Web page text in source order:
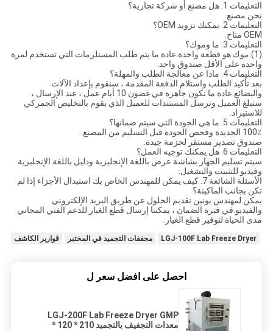
التعليمات 1. هل مصنع أو شركة تجارية؟
نحن مصنع.
التعليمات 2. يمكنك تزويد OEM؟
OEM متاح.
التعليمات 3. ما وموك؟
(1).موك هو قطعة واحدة.عادة ما يتم طلب المستلزمات التي تستخدم لمرة
واحدة على الأقل صندوق واحد.
التعليمات 4. ماذا عن معالجة الطلب والمهلة؟
بعد تأكيد الطلب واستلام الدفعة المقدمة ، سنقوم بإعداد الآلات
والبضائع.عادة ما تكون جاهزة في غضون 10 أيام عمل ، عند الإرسال ،
ستبلغ العميل وترسل المستندات للعميل الذي يقوم بالتخليص الجمركي
للاستيراد.
التعليمات 5. ما هي الجودة التي سيتم ضمانها؟
100٪ الجديدة وفحص الجودة قبل التسليم من المصنع.
صندوق تصدير مستقر لحزمة جيدة.
التعليمات 6. هل يمكنك توجيه العمل؟
سيتم تسليم الجهاز بشاشة عرض باللغة الإنجليزية ودليل باللغة الإنجليزية
وفيديو للتثبيت والتشغيل.
الأسئلة الشائعة 7. كيف يمكن للمهندس الخاص بك استبدال الأجزاء إذا لم
تكن بجانب الماكينة؟
يمكن لمهندس بونين تقديم الحلول عن طريق البريد الإلكتروني
والفيديو.في فترة الضمان ، يمكننا إرسال قطع الغيار للدعم الفني المجاني
مدى الحياة لتوفير قطع الغيار.
LGJ-100F Lab Freeze Dryer مجففات التجميد في المختبر قوارير الكاشف
احصل على افضل سعر ل
LGJ-200F Lab Freeze Dryer GMP
معدات التجفيف بالتجميد 210 * 120 *